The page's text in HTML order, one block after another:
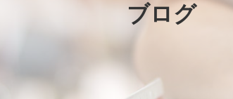
ブログ